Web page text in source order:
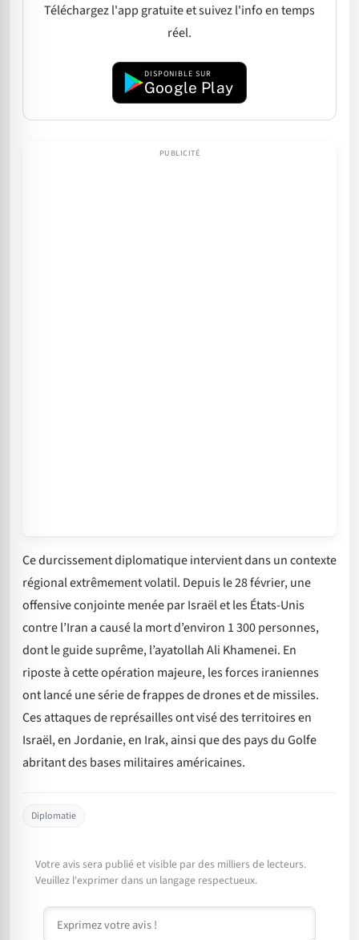
Téléchargez l'app gratuite et suivez l'info en temps
réel.
DISPONIBLE SUR
Google Play
Ce durcissement diplomatique intervient dans un contexte
régional extrêmement volatil. Depuis le 28 février, une
offensive conjointe menée par Israël et les États-Unis
contre l’Iran a causé la mort d’environ 1 300 personnes,
dont le guide suprême, l’ayatollah Ali Khamenei. En
riposte à cette opération majeure, les forces iraniennes
ont lancé une série de frappes de drones et de missiles.
Ces attaques de représailles ont visé des territoires en
Israël, en Jordanie, en Irak, ainsi que des pays du Golfe
abritant des bases militaires américaines.
Diplomatie
Votre avis sera publié et visible par des milliers de lecteurs.
Veuillez l'exprimer dans un langage respectueux.
Commentaire